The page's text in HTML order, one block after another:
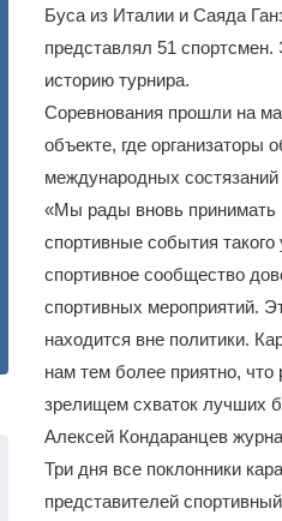
Буса из Италии и Саяда
представлял 51
историю турнира.
Соревнования прошли на
объекте, где организаторы
международных состязаний
«Мы рады вновь принимать
спортивные события
спортивное сообщество
спортивных мероприятий.
находится вне политики.
нам тем более приятно, что
зрелищем схваток лучших
Алексей Кондаранцев
Три дня все поклонники
представителей